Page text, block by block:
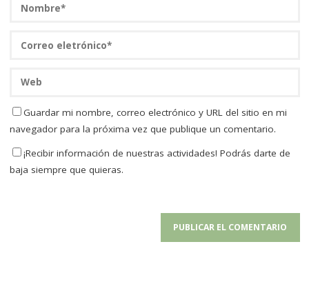
Guardar mi nombre, correo electrónico y URL del sitio en mi
navegador para la próxima vez que publique un comentario.
¡Recibir información de nuestras actividades! Podrás darte de
baja siempre que quieras.